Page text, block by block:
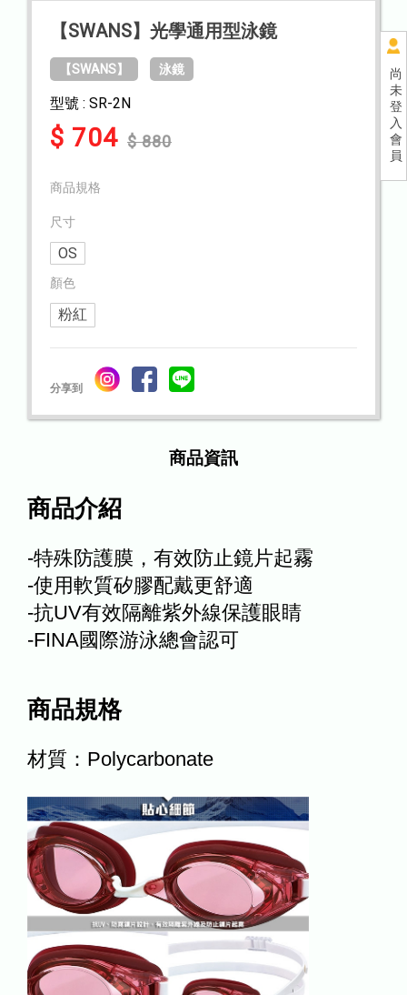
尚
未
登
入
會
員
【SWANS】光學通用型泳鏡
【SWANS】 泳鏡
型號 : SR-2N
$ 704 $ 880
商品規格
尺寸
OS
顏色
粉紅
分享到
商品資訊
商品介紹
-特殊防護膜，有效防止鏡片起霧
-使用軟質矽膠配戴更舒適
-抗UV有效隔離紫外線保護眼睛
-FINA國際游泳總會認可
商品規格
材質：Polycarbonate